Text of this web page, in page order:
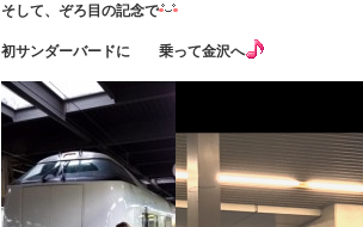
そして、ぞろ目の記念で
初サンダーバードに 乗って金沢へ